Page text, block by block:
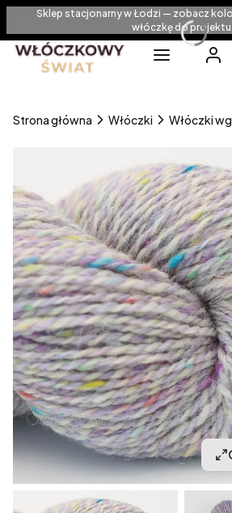
Sklep stacjonarny w Łodzi — zobacz
włóczkę do projektu
Menu
Strona główna Włóczki Włóczki